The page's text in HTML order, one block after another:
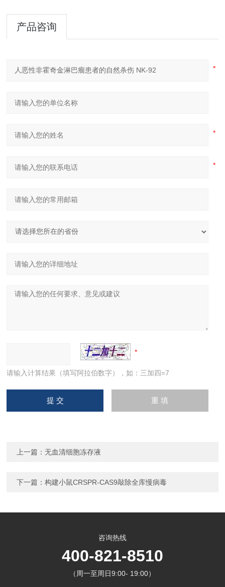
产品咨询
请输入计算结果（填写阿拉伯数字），如：三加四=7
上一篇：无血清细胞冻存液
下一篇：构建小鼠CRSPR-CAS9敲除全库慢病毒
咨询热线
400-821-8510
（周一至周日9:00- 19:00）